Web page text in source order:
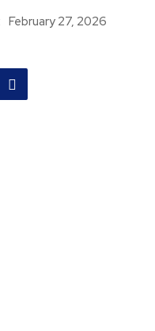
February 27, 2026